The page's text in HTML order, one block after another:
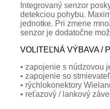
Integrovaný senzor
detekciou pohybu.
jednotke. Pri zmene
senzor je dodatočne
VOLITEĽNÁ VÝBAVA /
• zapojenie s núdzovou
• zapojenie so
• rýchlokonektory
• reťazový / lankový